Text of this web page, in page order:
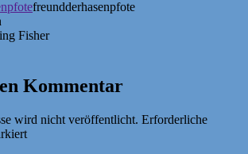
freundderhasenpfote
Fisher
Kommentar
wird nicht veröffentlicht. Erforderliche